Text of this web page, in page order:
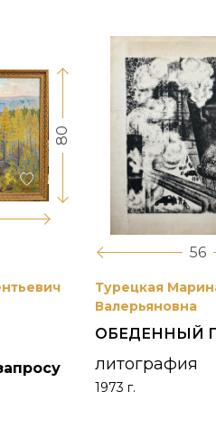
80
56
Турецкая
Валерьяновна
ОБЕДЕННЫЙ
литография
1973 г.